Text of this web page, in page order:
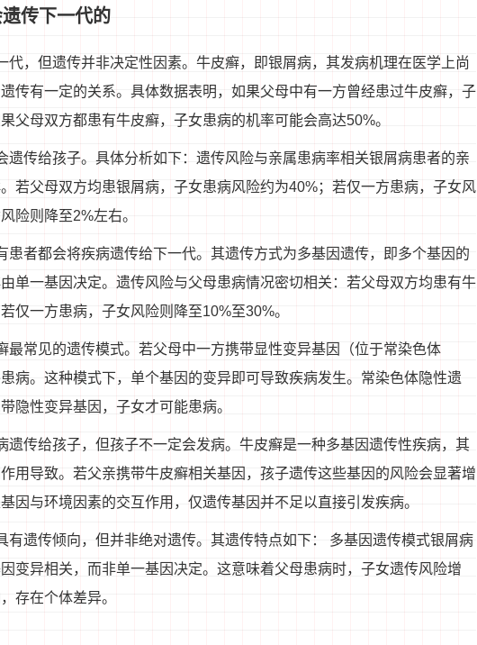
传下一代的
代，但遗传并非决定性因素。牛皮癣，即银屑病，其发病机理在医学上尚
传有一定的关系。具体数据表明，如果父母中有一方曾经患过牛皮癣，子
父母双方都患有牛皮癣，子女患病的机率可能会高达50%。
遗传给孩子。具体分析如下：遗传风险与亲属患病率相关银屑病患者的亲
若父母双方均患银屑病，子女患病风险约为40%；若仅一方患病，子女风
险则降至2%左右。
患者都会将疾病遗传给下一代。其遗传方式为多基因遗传，即多个基因的
单一基因决定。遗传风险与父母患病情况密切相关：若父母双方均患有牛
仅一方患病，子女风险则降至10%至30%。
最常见的遗传模式。若父母中一方携带显性变异基因（位于常染色体
病。这种模式下，单个基因的变异即可导致疾病发生。常染色体隐性遗
隐性变异基因，子女才可能患病。
遗传给孩子，但孩子不一定会发病。牛皮癣是一种多基因遗传性疾病，其
用导致。若父亲携带牛皮癣相关基因，孩子遗传这些基因的风险会显著增
因与环境因素的交互作用，仅遗传基因并不足以直接引发疾病。
有遗传倾向，但并非绝对遗传。其遗传特点如下： 多基因遗传模式银屑病
变异相关，而非单一基因决定。这意味着父母患病时，子女遗传风险增
存在个体差异。